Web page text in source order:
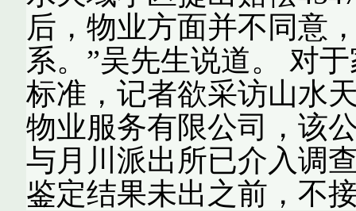
后，物业方面并不同意
系。”吴先生说道。 对
标准，记者欲采访山水
物业服务有限公司，该
与月川派出所已介入调
鉴定结果未出之前，不